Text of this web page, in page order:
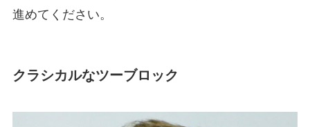
進めてください。
クラシカルなツーブロック